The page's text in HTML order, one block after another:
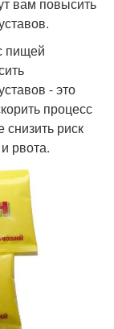
пищей
- это
процесс
риск
рвота.